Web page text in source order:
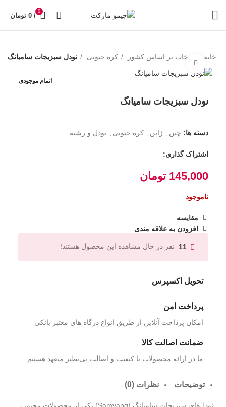
0
/
0 تومان
خانه انتخاب بر اساس کشور کره جنوبی نودل سبزیجات سامیانگ
اتمام موجودی
بزرگنمایی تصویر
نودل سبزیجات سامیانگ
دسته ها: چین , ژاپن , کره جنوبی , نودل و رشته
اشتراک گذاری:
145,000 تومان
ناموجود
مقایسه
افزودن به علاقه مندی
11 نفر در حال مشاهده این محصول هستند!
تحویل اکسپرس
پرداخت امن
امکان پرداخت آنلاین از طریق انواع درگاه های معتبر بانکی
ضمانت اصالت کالا
ما در ارائه محصولات با کیفیت و اصالت بی‌نظیر متعهد هستیم
توضیحات نظرات (0)
نودل‌های سبزیجات سامیانگ (Samyang) یکی از محصولات محبوب